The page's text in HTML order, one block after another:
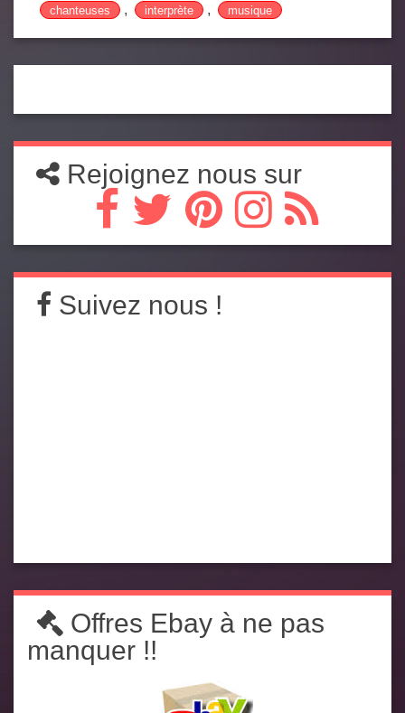
chanteuses , interprète , musique
Rejoignez nous sur
Suivez nous !
Offres Ebay à ne pas
manquer !!